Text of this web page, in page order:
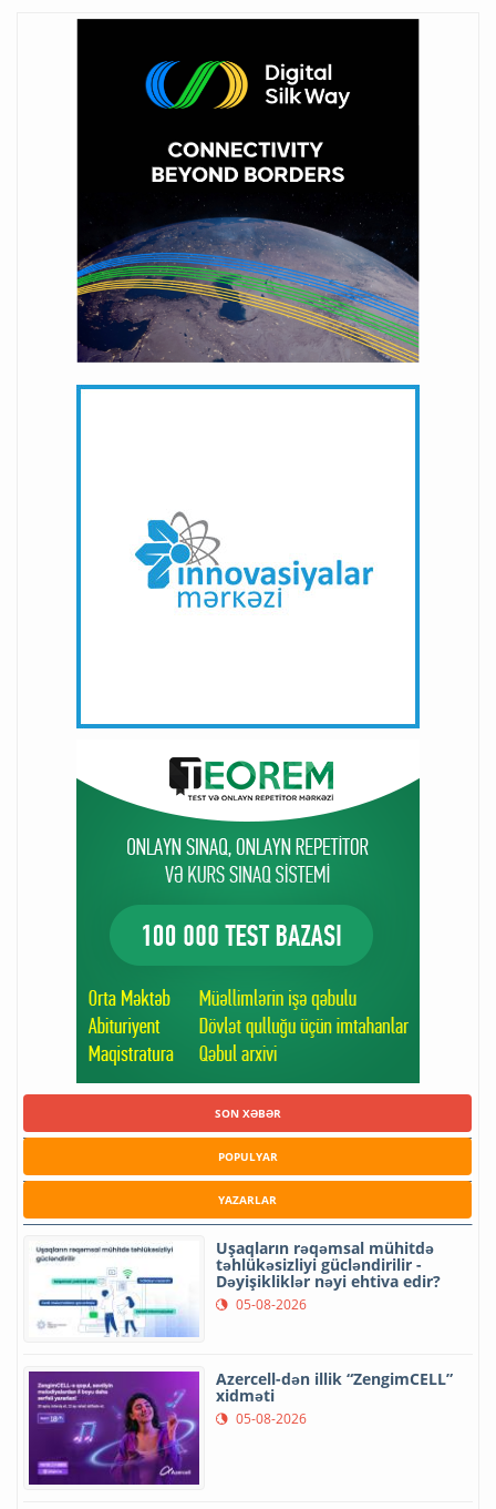
SON XƏBƏR
POPULYAR
YAZARLAR
Uşaqların rəqəmsal mühitdə
təhlükəsizliyi gücləndirilir -
Dəyişikliklər nəyi ehtiva edir?
05-08-2026
Azercell-dən illik “ZengimCELL”
xidməti
05-08-2026